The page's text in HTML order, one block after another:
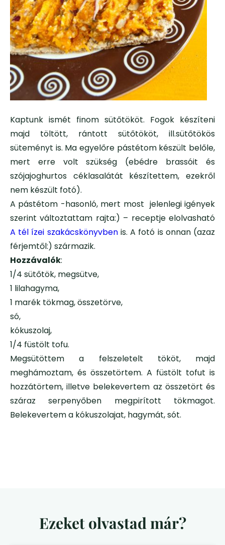
Kaptunk ismét finom sütőtököt. Fogok készíteni
majd töltött, rántott sütőtököt, ill.sütőtökös
süteményt is. Ma egyelőre pástétom készült belőle,
mert erre volt szükség (ebédre brassóit és
szójajoghurtos céklasalátát készítettem, ezekről
nem készült fotó).
A pástétom -hasonló, mert most jelenlegi igények
szerint változtattam rajta:) – receptje elolvasható
A tél ízei szakácskönyvbenis. A fotó is onnan (azaz
férjemtől:) származik.
Hozzávalók:
1/4 sütőtök, megsütve,
1 lilahagyma,
1 marék tökmag, összetörve,
só,
kókuszolaj,
1/4 füstölt tofu.
Megsütöttem a felszeletelt tököt, majd
meghámoztam, és összetörtem. A füstölt tofut is
hozzátörtem, illetve belekevertem az összetört és
száraz serpenyőben megpirított tökmagot.
Belekevertem a kókuszolajat, hagymát, sót.
Ezeket olvastad már?